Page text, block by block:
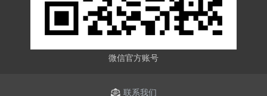
微信官方账号
联系我们